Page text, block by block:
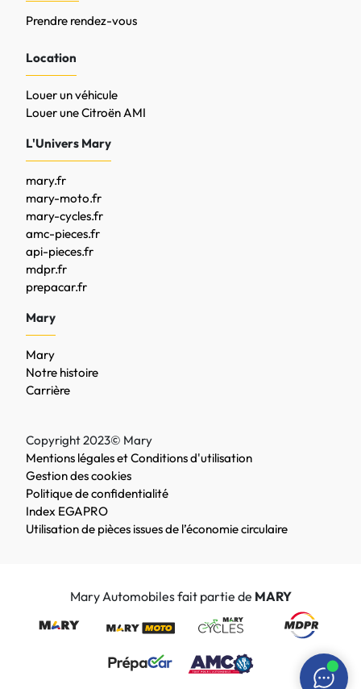
Prendre rendez-vous
Location
Louer un véhicule
Louer une Citroën AMI
L'Univers Mary
mary.fr
mary-moto.fr
mary-cycles.fr
amc-pieces.fr
api-pieces.fr
mdpr.fr
prepacar.fr
Mary
Mary
Notre histoire
Carrière
Copyright 2023© Mary
Mentions légales et Conditions d'utilisation
Gestion des cookies
Politique de confidentialité
Index EGAPRO
Utilisation de pièces issues de l’économie circulaire
Mary Automobiles fait partie de MARY